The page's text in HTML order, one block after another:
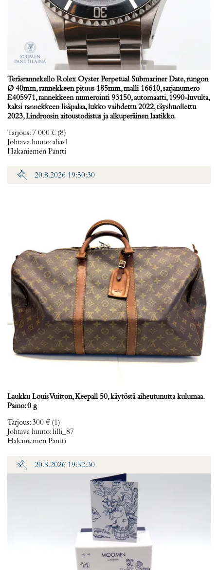
Teräsrannekello Rolex Oyster Perpetual Submariner Date, rungon
Ø 40mm, rannekkeen pituus 185mm, malli 16610, sarjanumero
E405971, rannekkeen numerointi 93150, automaatti, 1990-luvulta,
kaksi rannekkeen lisäpalaa, lukko vaihdettu 2022, täyshuollettu
2023, Lindroosin aitoustodistus ja alkuperäinen laatikko.
Tarjous:7 000 € (8)
Johtava huuto:alias1
Hakaniemen Pantti
20.8.2026 19:50:30
Laukku Louis Vuitton, Keepall 50, käytöstä aiheutunutta kulumaa.
Paino: 0 g
Tarjous:300 € (1)
Johtava huuto:lilli_87
Hakaniemen Pantti
20.8.2026 19:52:30